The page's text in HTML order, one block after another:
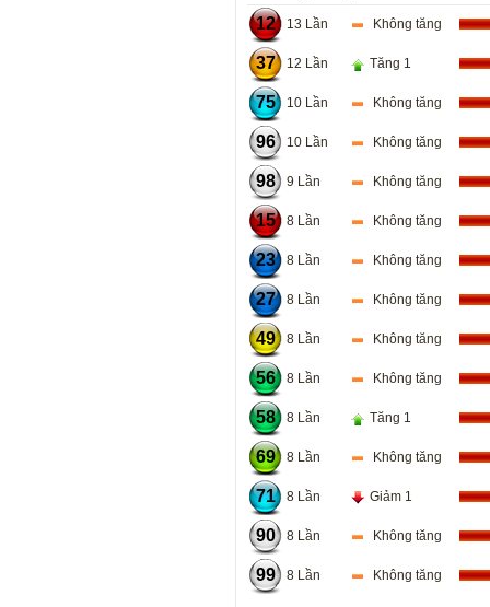
12 13 Lần Không tăng
37 12 Lần Tăng 1
75 10 Lần Không tăng
96 10 Lần Không tăng
98 9 Lần Không tăng
15 8 Lần Không tăng
23 8 Lần Không tăng
27 8 Lần Không tăng
49 8 Lần Không tăng
56 8 Lần Không tăng
58 8 Lần Tăng 1
69 8 Lần Không tăng
71 8 Lần Giảm 1
90 8 Lần Không tăng
99 8 Lần Không tăng